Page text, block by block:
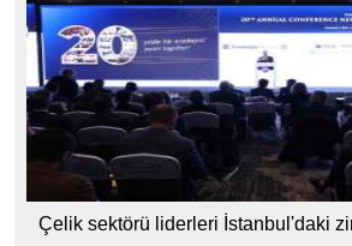
Çelik sektörü liderleri İstanbul'daki